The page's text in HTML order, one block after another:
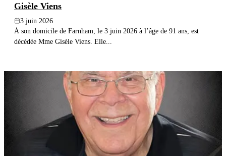
Gisèle Viens
3 juin 2026
À son domicile de Farnham, le 3 juin 2026 à l’âge de 91 ans, est
décédée Mme Gisèle Viens. Elle...